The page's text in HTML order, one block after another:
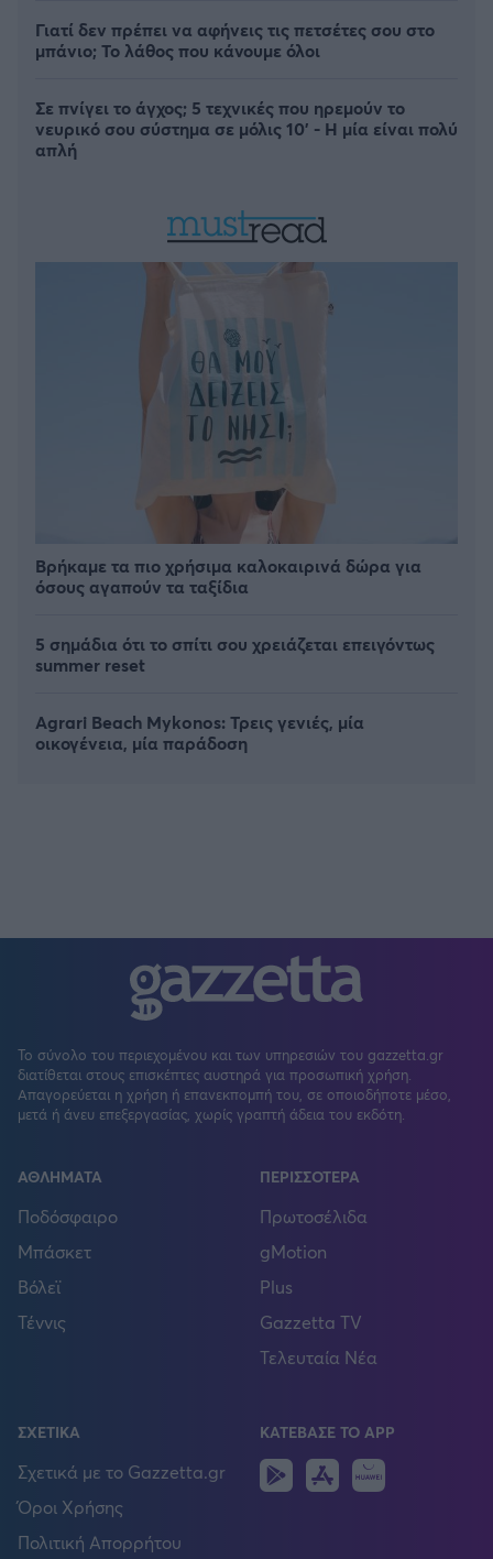
Γιατί δεν πρέπει να αφήνεις τις πετσέτες σου στο
μπάνιο; Το λάθος που κάνουμε όλοι
Σε πνίγει το άγχος; 5 τεχνικές που ηρεμούν το
νευρικό σου σύστημα σε μόλις 10' - Η μία είναι πολύ
απλή
Βρήκαμε τα πιο χρήσιμα καλοκαιρινά δώρα για
όσους αγαπούν τα ταξίδια
5 σημάδια ότι το σπίτι σου χρειάζεται επειγόντως
summer reset
Agrari Beach Mykonos: Τρεις γενιές, μία
οικογένεια, μία παράδοση
Το σύνολο του περιεχομένου και των υπηρεσιών του gazzetta.gr
διατίθεται στους επισκέπτες αυστηρά για προσωπική χρήση.
Απαγορεύεται η χρήση ή επανεκπομπή του, σε οποιοδήποτε μέσο,
μετά ή άνευ επεξεργασίας, χωρίς γραπτή άδεια του εκδότη.
ΑΘΛΗΜΑΤΑ
Ποδόσφαιρο
Μπάσκετ
Βόλεϊ
Τέννις
ΠΕΡΙΣΣΟΤΕΡΑ
Πρωτοσέλιδα
gMotion
Plus
Gazzetta TV
Τελευταία Νέα
ΣΧΕΤΙΚΑ
Σχετικά με το Gazzetta.gr
Όροι Χρήσης
Πολιτική Απορρήτου
ΚΑΤΕΒΑΣΕ ΤΟ APP
Android
IOS